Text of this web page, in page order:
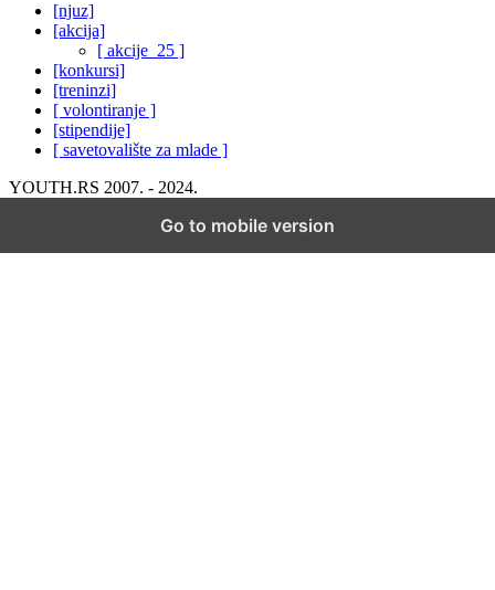
[njuz]
[akcija]
[ akcije_25 ]
[konkursi]
[treninzi]
[ volontiranje ]
[stipendije]
[ savetovalište za mlade ]
YOUTH.RS 2007. - 2024.
Go to mobile version